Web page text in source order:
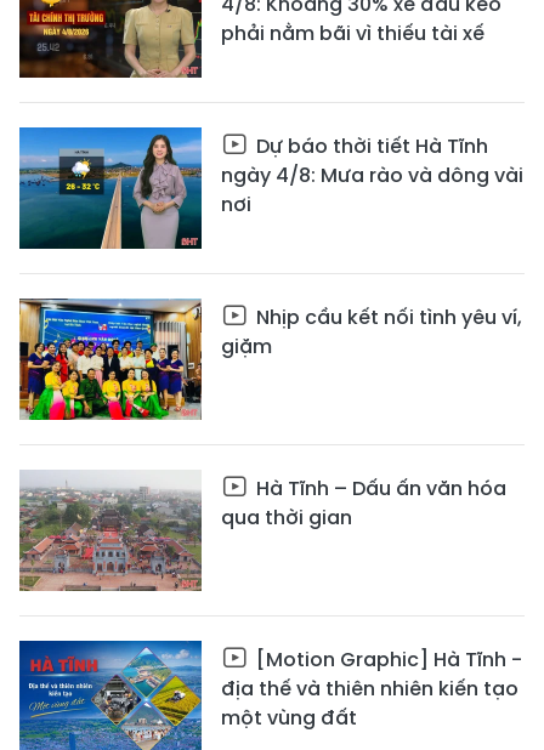
phải nằm bãi vì thiếu tài xế
Dự báo thời tiết Hà Tĩnh
ngày 4/8: Mưa rào và dông vài
nơi
Nhịp cầu kết nối tình yêu ví,
giặm
Hà Tĩnh – Dấu ấn văn hóa
qua thời gian
[Motion Graphic] Hà Tĩnh -
địa thế và thiên nhiên kiến tạo
một vùng đất